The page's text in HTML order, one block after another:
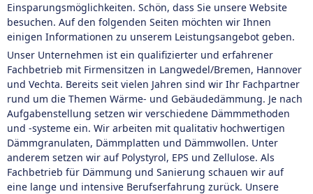
Einsparungsmöglichkeiten. Schön, dass Sie unsere Website
besuchen. Auf den folgenden Seiten möchten wir Ihnen
einigen Informationen zu unserem Leistungsangebot geben.
Unser Unternehmen ist ein qualifizierter und erfahrener
Fachbetrieb mit Firmensitzen in Langwedel/Bremen, Hannover
und Vechta. Bereits seit vielen Jahren sind wir Ihr Fachpartner
rund um die Themen Wärme- und Gebäudedämmung. Je nach
Aufgabenstellung setzen wir verschiedene Dämmmethoden
und -systeme ein. Wir arbeiten mit qualitativ hochwertigen
Dämmgranulaten, Dämmplatten und Dämmwollen. Unter
anderem setzen wir auf Polystyrol, EPS und Zellulose. Als
Fachbetrieb für Dämmung und Sanierung schauen wir auf
eine lange und intensive Berufserfahrung zurück. Unsere